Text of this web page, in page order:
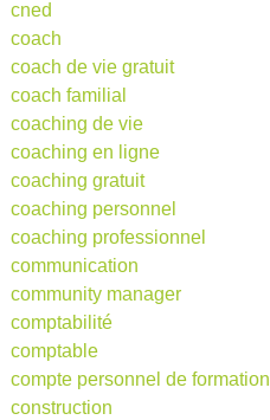
cned
coach
coach de vie gratuit
coach familial
coaching de vie
coaching en ligne
coaching gratuit
coaching personnel
coaching professionnel
communication
community manager
comptabilité
comptable
compte personnel de formation
construction